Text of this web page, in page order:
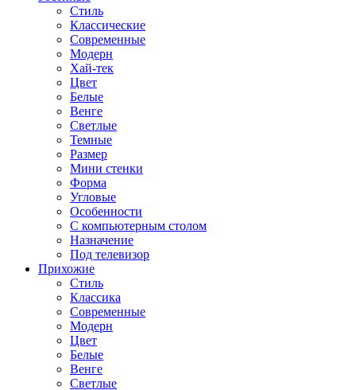
Стиль
Классические
Современные
Модерн
Хай-тек
Цвет
Белые
Венге
Светлые
Темные
Размер
Мини стенки
Форма
Угловые
Особенности
С компьютерным столом
Назначение
Под телевизор
Прихожие
Стиль
Классика
Современные
Модерн
Цвет
Белые
Венге
Светлые